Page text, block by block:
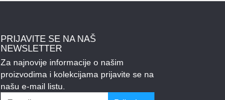
PRIJAVITE SE NA NAŠ
NEWSLETTER
Za najnovije informacije o našim
proizvodima i kolekcijama prijavite se na
našu e-mail listu.